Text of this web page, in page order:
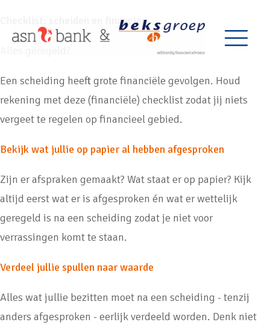
Checklist: scheiden en financiën
Een scheiding heeft grote financiële gevolgen. Houd
rekening met deze (financiële) checklist zodat jij niets
vergeet te regelen op financieel gebied.
Bekijk wat jullie op papier al hebben afgesproken
Zijn er afspraken gemaakt? Wat staat er op papier? Kijk
altijd eerst wat er is afgesproken én wat er wettelijk
geregeld is na een scheiding zodat je niet voor
verrassingen komt te staan.
Verdeel jullie spullen naar waarde
Alles wat jullie bezitten moet na een scheiding - tenzij
anders afgesproken - eerlijk verdeeld worden. Denk niet